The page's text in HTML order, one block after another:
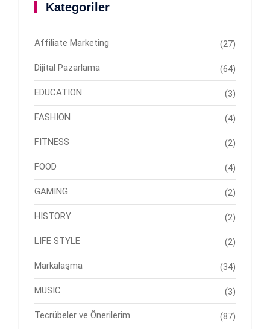
Kategoriler
Affiliate Marketing (27)
Dijital Pazarlama (64)
EDUCATION (3)
FASHION (4)
FITNESS (2)
FOOD (4)
GAMING (2)
HISTORY (2)
LIFE STYLE (2)
Markalaşma (34)
MUSIC (3)
Tecrübeler ve Önerilerim (87)